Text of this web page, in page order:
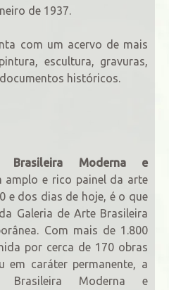
de 1937.
com um acervo de mais
escultura, gravuras,
históricos.
Moderna e
amplo e rico painel da arte
e dos dias de hoje, é o que
Galeria de Arte Brasileira
Com mais de 1.800
por cerca de 170 obras
em caráter permanente, a
Moderna e